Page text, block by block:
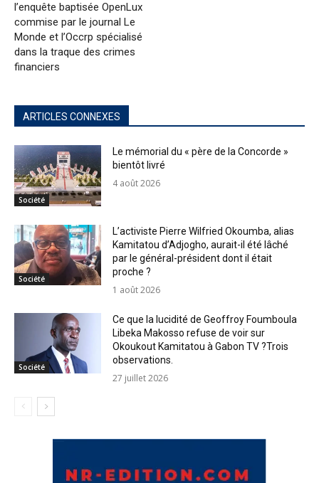
l’enquête baptisée OpenLux
commise par le journal Le
Monde et l’Occrp spécialisé
dans la traque des crimes
financiers
ARTICLES CONNEXES
Société
Le mémorial du « père de la Concorde »
bientôt livré
4 août 2026
Société
L’activiste Pierre Wilfried Okoumba, alias
Kamitatou d’Adjogho, aurait-il été lâché
par le général-président dont il était
proche ?
1 août 2026
Société
Ce que la lucidité de Geoffroy Foumboula
Libeka Makosso refuse de voir sur
Okoukout Kamitatou à Gabon TV ?Trois
observations.
27 juillet 2026